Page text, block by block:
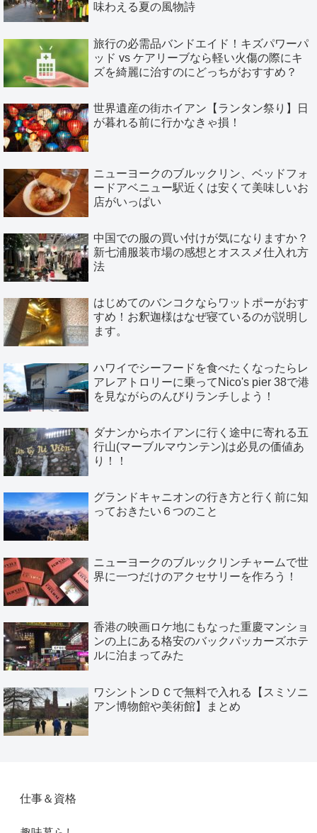
味わえる夏の風物詩
旅行の必需品バンドエイド！キズパワーパ
ッド vs ケアリーブなら軽い火傷の際にキ
ズを綺麗に治すのにどっちがおすすめ？
世界遺産の街ホイアン【ランタン祭り】日
が暮れる前に行かなきゃ損！
ニューヨークのブルックリン、ベッドフォ
ードアベニュー駅近くは安くて美味しいお
店がいっぱい
中国での服の買い付けが気になりますか？
新七浦服装市場の感想とオススメ仕入れ方
法
はじめてのバンコクならワットポーがおす
すめ！お釈迦様はなぜ寝ているのが説明し
ます。
ハワイでシーフードを食べたくなったらレ
アレアトロリーに乗ってNico's pier 38で港
を見ながらのんびりランチしよう！
ダナンからホイアンに行く途中に寄れる五
行山(マーブルマウンテン)は必見の価値あ
り！！
グランドキャニオンの行き方と行く前に知
っておきたい６つのこと
ニューヨークのブルックリンチャームで世
界に一つだけのアクセサリーを作ろう！
香港の映画ロケ地にもなった重慶マンショ
ンの上にある格安のバックパッカーズホテ
ルに泊まってみた
ワシントンＤＣで無料で入れる【スミソニ
アン博物館や美術館】まとめ
仕事＆資格